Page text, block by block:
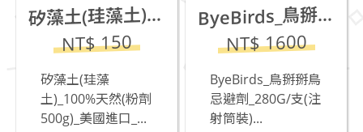
矽藻土(珪藻土)_100%天然(粉劑500g)_美國進口
NT$ 150
矽藻土(珪藻
土)_100%天然(粉劑
500g)_美國進口_...
ByeBirds_鳥掰掰鳥忌避劑_280G/支(注射筒裝)缺貨中
NT$ 1600
ByeBirds_鳥掰掰鳥
忌避劑_280G/支(注
射筒裝)...